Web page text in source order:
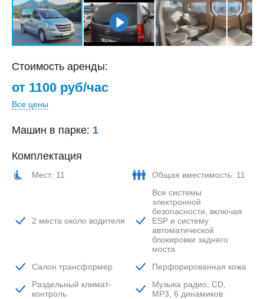
Стоимость аренды:
от 1100 руб/час
Все цены
Машин в парке: 1
Комплектация
Мест: 11 Общая вместимость: 11
2 места около водителя
Все системы
электронной
безопасности, включая
ESP и систему
автоматической
блокировки заднего
моста
Салон трансформер
Перфорированная кожа
Раздельный климат-
контроль
Музыка радио, CD,
MP3, 6 динамиков